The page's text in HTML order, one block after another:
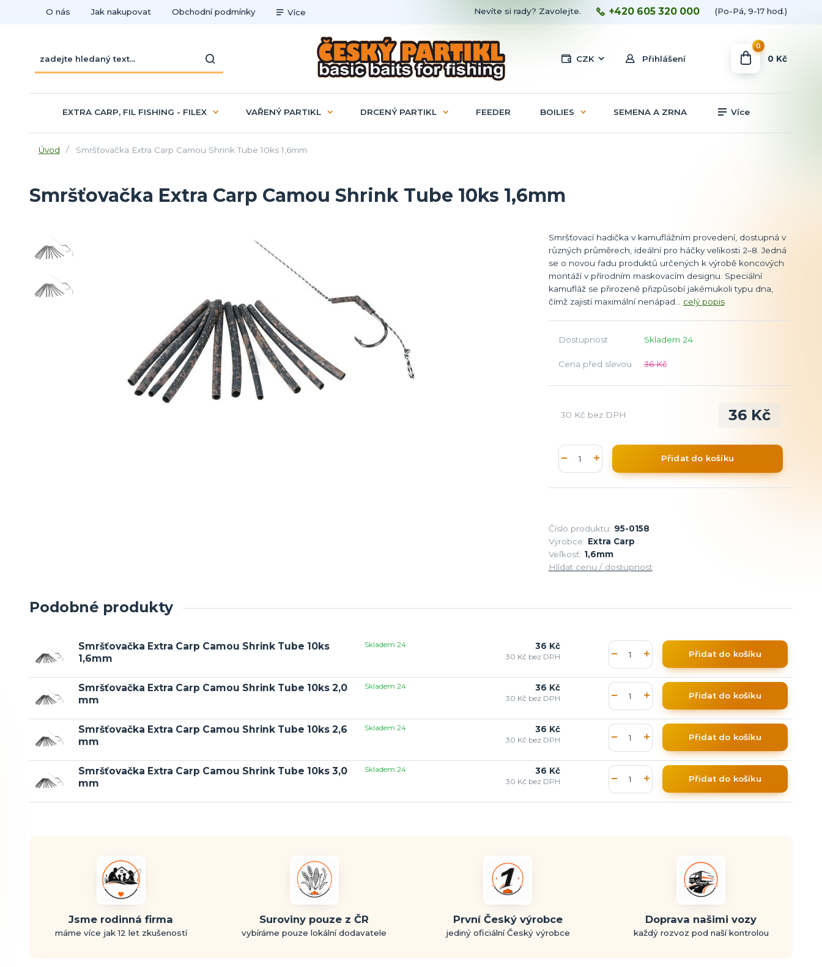
O nás Jak nakupovat Obchodní podmínky Více
CZK Přihlášení
Nevíte si rady? Zavolejte. +420 605 320 000 (Po-Pá, 9-17 hod.)
0
0 Kč
EXTRA CARP, FIL FISHING - FILEX VAŘENÝ PARTIKL DRCENÝ PARTIKL FEEDER BOILIES SEMENA A ZRNA Více
Úvod Smršťovačka Extra Carp Camou Shrink Tube 10ks 1,6mm
Smršťovačka Extra Carp Camou Shrink Tube 10ks 1,6mm
Smršťovací hadička v kamuflážním provedení, dostupná v
různých průměrech, ideální pro háčky velikosti 2–8. Jedná
se o novou řadu produktů určených k výrobě koncových
montáží v přírodním maskovacím designu. Speciální
kamufláž se přirozeně přizpůsobí jakémukoli typu dna,
čímž zajistí maximální nenápad... celý popis
Dostupnost Skladem 24
Cena před slevou 36 Kč
36 Kč
30 Kč bez DPH
Přidat do košíku
Číslo produktu: 95-0158
Výrobce: Extra Carp
Veľkosť: 1,6mm
Hlídat cenu / dostupnost
Podobné produkty
Smršťovačka Extra Carp Camou Shrink Tube 10ks
1,6mm
36 Kč
30 Kč bez DPH
Skladem 24
Přidat do košíku
Smršťovačka Extra Carp Camou Shrink Tube 10ks 2,0
mm
36 Kč
30 Kč bez DPH
Skladem 24
Přidat do košíku
Smršťovačka Extra Carp Camou Shrink Tube 10ks 2,6
mm
36 Kč
30 Kč bez DPH
Skladem 24
Přidat do košíku
Smršťovačka Extra Carp Camou Shrink Tube 10ks 3,0
mm
36 Kč
30 Kč bez DPH
Skladem 24
Přidat do košíku
Jsme rodinná firma
máme více jak 12 let zkušeností
Suroviny pouze z ČR
vybíráme pouze lokální dodavatele
První Český výrobce
jediný oficiální Český výrobce
Doprava našimi vozy
každý rozvoz pod naší kontrolou